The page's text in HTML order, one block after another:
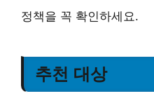
정책을 꼭 확인하세요.
추천 대상